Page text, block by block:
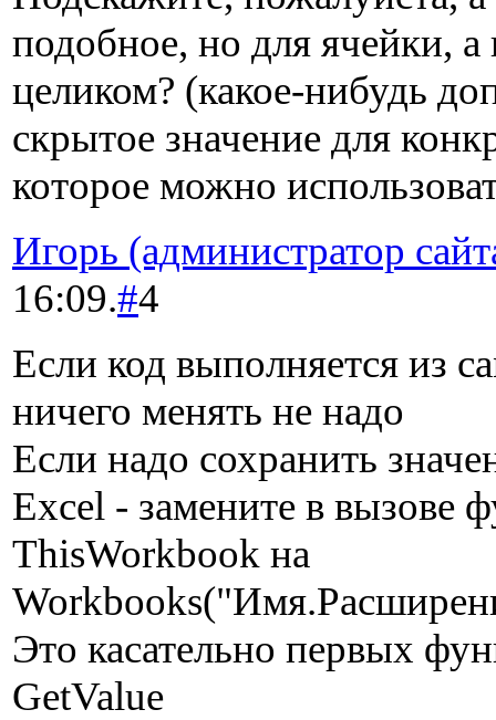
подобное, но для ячейки, а
целиком? (какое-нибудь
скрытое значение для
которое можно
Игорь (администратор
16:09.#4
Если код выполняется из
ничего менять не надо
Если надо сохранить
Excel - замените в вызове
ThisWorkbook на
Это касательно первых
GetValue